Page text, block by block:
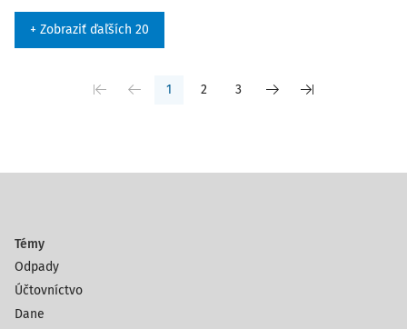
+ Zobraziť ďaľších 20
1 2 3
Témy
Odpady
Účtovníctvo
Dane